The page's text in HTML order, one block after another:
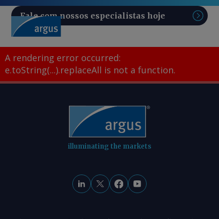
Fale com nossos especialistas hoje
A rendering error occurred:
e.toString(...).replaceAll is not a function.
illuminating the markets